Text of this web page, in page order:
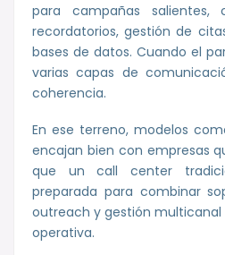
para campañas salientes,
recordatorios, gestión de
bases de datos. Cuando el
varias capas de
coherencia.
En ese terreno, modelos
encajan bien con empresas
que un call center
preparada para combinar
outreach y gestión
operativa.